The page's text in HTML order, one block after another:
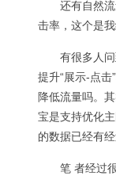
还有自然
击率，这个是
有很多人
提升“展示-点
降低流量吗。
宝是支持优化
的数据已经有经
笔 者经过